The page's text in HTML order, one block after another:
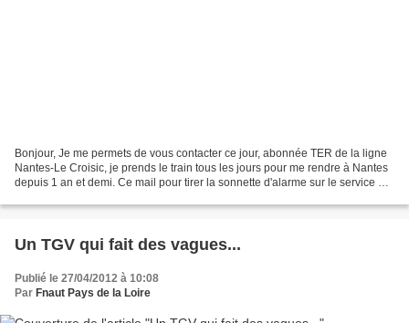
Bonjour, Je me permets de vous contacter ce jour, abonnée TER de la ligne
Nantes-Le Croisic, je prends le train tous les jours pour me rendre à Nantes
depuis 1 an et demi. Ce mail pour tirer la sonnette d'alarme sur le service qui
Un TGV qui fait des vagues...
Publié le 27/04/2012 à 10:08
Par Fnaut Pays de la Loire